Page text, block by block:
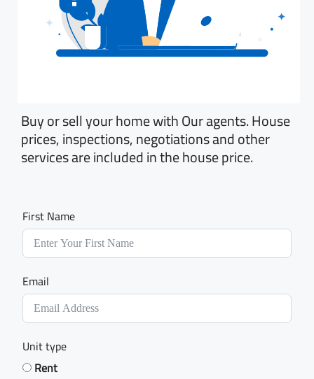
Buy or sell your home with Our agents. House
prices, inspections, negotiations and other
services are included in the house price.
First Name
Email
Unit type
Rent